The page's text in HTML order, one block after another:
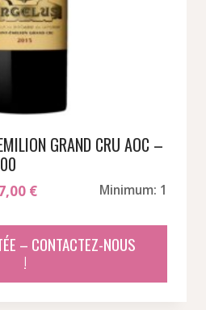
GRAND CRU AOC –
€.
€Le
est :
427,00 €.
Minimum: 1
– CONTACTEZ-NOUS
!